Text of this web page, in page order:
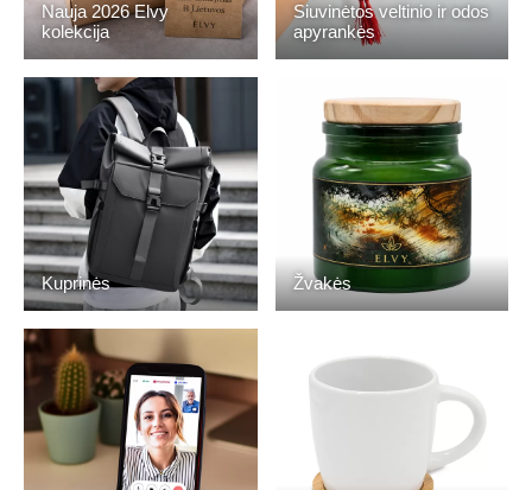
Nauja 2026 Elvy
kolekcija
Siuvinėtos veltinio ir odos
apyrankės
Kuprinės Žvakės